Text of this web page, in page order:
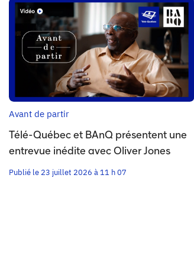
Avant de partir
Télé-Québec et BAnQ présentent une
entrevue inédite avec Oliver Jones
Publié le 23 juillet 2026 à 11 h 07